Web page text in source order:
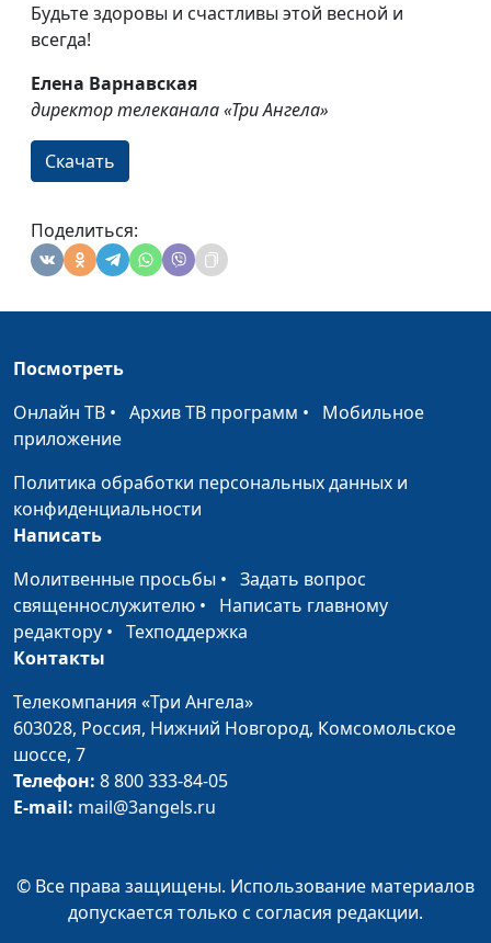
Будьте здоровы и счастливы этой весной и
всегда!
Елена Варнавская
директор телеканала «Три Ангела»
Скачать
Поделиться:
Посмотреть
Онлайн ТВ • Архив ТВ программ • Мобильное
приложение
Политика обработки персональных данных и
конфиденциальности
Написать
Молитвенные просьбы • Задать вопрос
священнослужителю • Написать главному
редактору • Техподдержка
Контакты
Телекомпания «Три Ангела»
603028, Россия, Нижний Новгород, Комсомольское
шоссе, 7
Телефон: 8 800 333-84-05
E-mail: mail@3angels.ru
© Все права защищены. Использование материалов
допускается только с согласия редакции.